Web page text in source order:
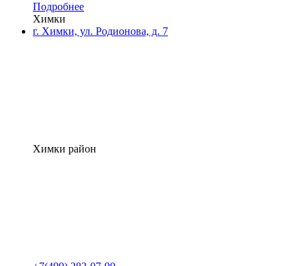
Подробнее
Химки
г. Химки, ул. Родионова, д. 7
Химки район